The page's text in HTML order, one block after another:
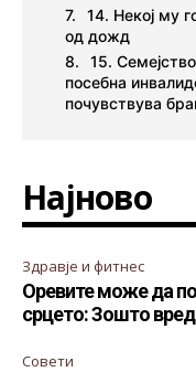
14. Некој му
од дожд
15.
посебна
почувствува
Најново
Здравје и фитнес
Оревите може да
срцето: Зошто
Совети